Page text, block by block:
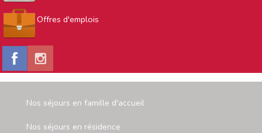
Offres d'emplois
Nos séjours en famille d'accueil
Nos séjours en résidence